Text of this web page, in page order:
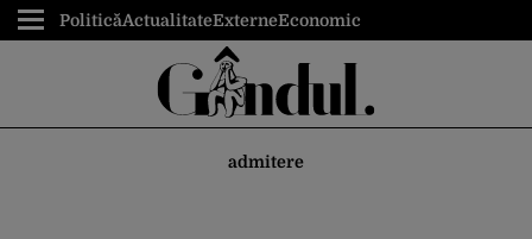
PoliticăActualitateExterneEconomic
admitere